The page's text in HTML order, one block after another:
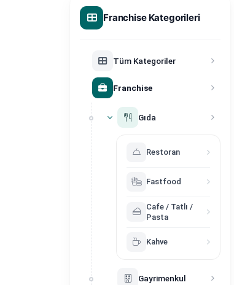
Franchise Kategorileri
Tüm Kategoriler
Franchise
Gıda
Restoran
Fastfood
Cafe / Tatlı /
Pasta
Kahve
Gayrimenkul